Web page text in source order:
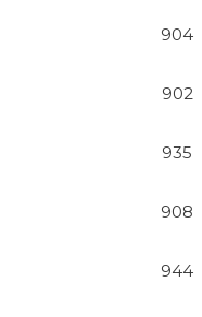
904
902
935
908
944